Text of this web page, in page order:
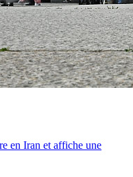
en Iran et affiche une